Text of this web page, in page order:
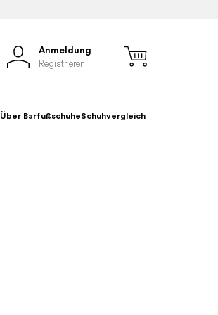
Anmeldung
Registrieren
Über BarfußschuheSchuhvergleich